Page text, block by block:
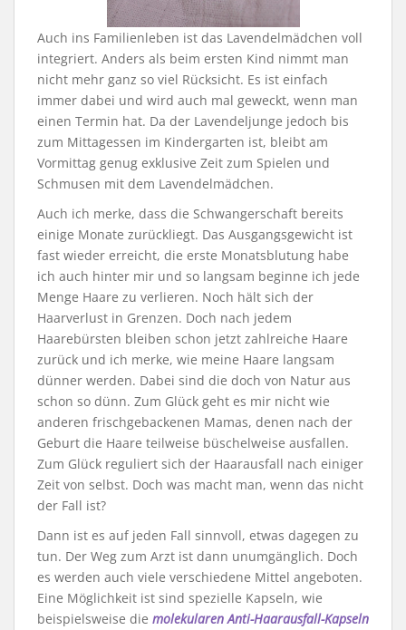
Auch ins Familienleben ist das Lavendelmädchen voll
integriert. Anders als beim ersten Kind nimmt man
nicht mehr ganz so viel Rücksicht. Es ist einfach
immer dabei und wird auch mal geweckt, wenn man
einen Termin hat. Da der Lavendeljunge jedoch bis
zum Mittagessen im Kindergarten ist, bleibt am
Vormittag genug exklusive Zeit zum Spielen und
Schmusen mit dem Lavendelmädchen.
Auch ich merke, dass die Schwangerschaft bereits
einige Monate zurückliegt. Das Ausgangsgewicht ist
fast wieder erreicht, die erste Monatsblutung habe
ich auch hinter mir und so langsam beginne ich jede
Menge Haare zu verlieren. Noch hält sich der
Haarverlust in Grenzen. Doch nach jedem
Haarebürsten bleiben schon jetzt zahlreiche Haare
zurück und ich merke, wie meine Haare langsam
dünner werden. Dabei sind die doch von Natur aus
schon so dünn. Zum Glück geht es mir nicht wie
anderen frischgebackenen Mamas, denen nach der
Geburt die Haare teilweise büschelweise ausfallen.
Zum Glück reguliert sich der Haarausfall nach einiger
Zeit von selbst. Doch was macht man, wenn das nicht
der Fall ist?
Dann ist es auf jeden Fall sinnvoll, etwas dagegen zu
tun. Der Weg zum Arzt ist dann unumgänglich. Doch
es werden auch viele verschiedene Mittel angeboten.
Eine Möglichkeit ist sind spezielle Kapseln, wie
beispielsweise die molekularen Anti-Haarausfall-Kapseln